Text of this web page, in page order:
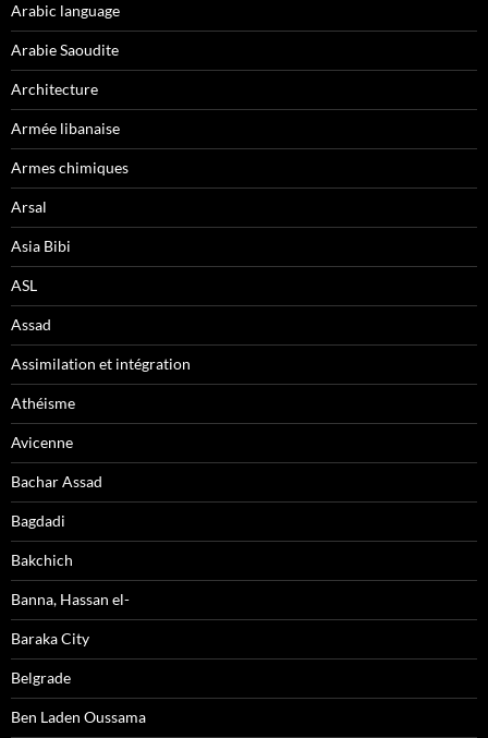
Arabic language
Arabie Saoudite
Architecture
Armée libanaise
Armes chimiques
Arsal
Asia Bibi
ASL
Assad
Assimilation et intégration
Athéisme
Avicenne
Bachar Assad
Bagdadi
Bakchich
Banna, Hassan el-
Baraka City
Belgrade
Ben Laden Oussama